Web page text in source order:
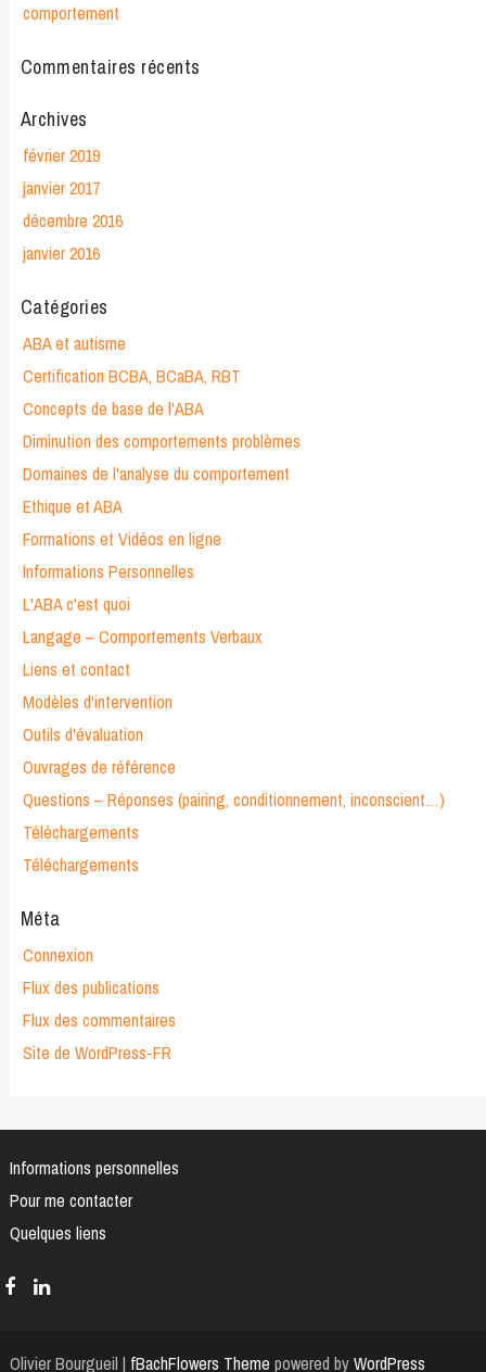
comportement
Commentaires récents
Archives
février 2019
janvier 2017
décembre 2016
janvier 2016
Catégories
ABA et autisme
Certification BCBA, BCaBA, RBT
Concepts de base de l'ABA
Diminution des comportements problèmes
Domaines de l'analyse du comportement
Ethique et ABA
Formations et Vidéos en ligne
Informations Personnelles
L'ABA c'est quoi
Langage – Comportements Verbaux
Liens et contact
Modèles d'intervention
Outils d'évaluation
Ouvrages de référence
Questions – Réponses (pairing, conditionnement, inconscient…)
Téléchargements
Téléchargements
Méta
Connexion
Flux des publications
Flux des commentaires
Site de WordPress-FR
Informations personnelles
Pour me contacter
Quelques liens
Olivier Bourgueil | fBachFlowers Theme powered byWordPress